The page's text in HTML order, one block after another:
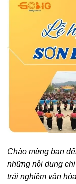
Chào mừng bạn
những nội dung
trải nghiệm văn